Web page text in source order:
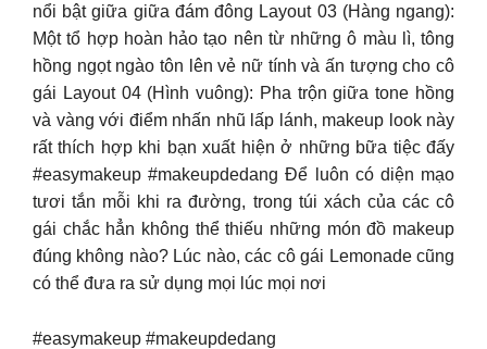
nổi bật giữa giữa đám đông Layout 03 (Hàng ngang):
Một tổ hợp hoàn hảo tạo nên từ những ô màu lì, tông
hồng ngọt ngào tôn lên vẻ nữ tính và ấn tượng cho cô
gái Layout 04 (Hình vuông): Pha trộn giữa tone hồng
và vàng với điểm nhấn nhũ lấp lánh, makeup look này
rất thích hợp khi bạn xuất hiện ở những bữa tiệc đấy
#easymakeup #makeupdedang Để luôn có diện mạo
tươi tắn mỗi khi ra đường, trong túi xách của các cô
gái chắc hẳn không thể thiếu những món đồ makeup
đúng không nào? Lúc nào, các cô gái Lemonade cũng
có thể đưa ra sử dụng mọi lúc mọi nơi
#easymakeup #makeupdedang